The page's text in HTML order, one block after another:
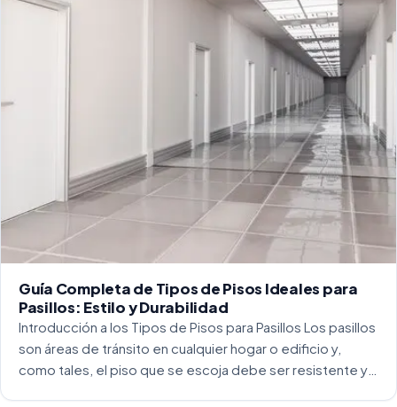
Guía Completa de Tipos de Pisos Ideales para
Pasillos: Estilo y Durabilidad
Introducción a los Tipos de Pisos para Pasillos Los pasillos
son áreas de tránsito en cualquier hogar o edificio y,
como tales, el piso que se escoja debe ser resistente y